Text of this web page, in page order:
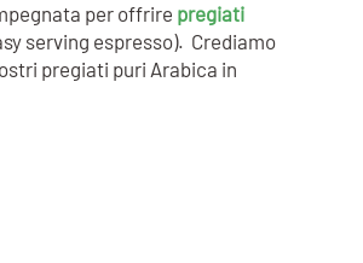
per offrire pregiati
serving espresso). Crediamo
pregiati puri Arabica in